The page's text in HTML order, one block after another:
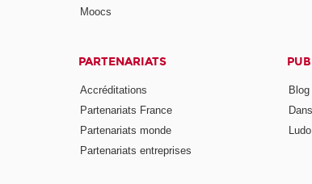
Moocs
PARTENARIATS
Accréditations
Partenariats France
Partenariats monde
Partenariats entreprises
Blog
Ludo